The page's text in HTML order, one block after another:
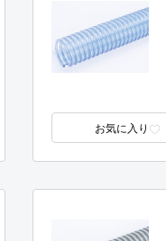
お気に入り